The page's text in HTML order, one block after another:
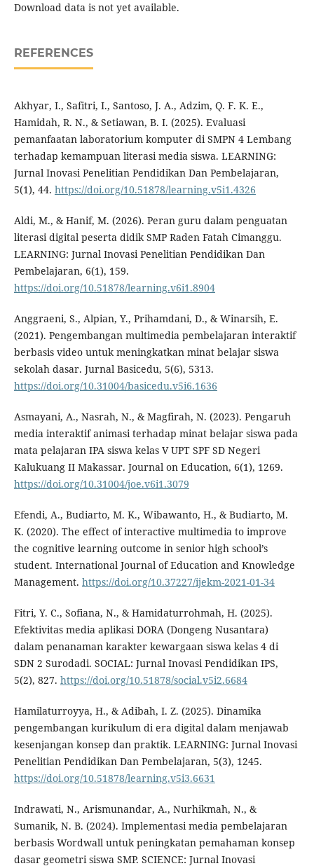
Download data is not yet available.
REFERENCES
Akhyar, I., Safitri, I., Santoso, J. A., Adzim, Q. F. K. E.,
Hamidah, R. N., & Setiawan, B. I. (2025). Evaluasi
pemanfaatan laboratorium komputer di SMPN 4 Lembang
terhadap kemampuan literasi media siswa. LEARNING:
Jurnal Inovasi Penelitian Pendidikan Dan Pembelajaran,
5(1), 44. https://doi.org/10.51878/learning.v5i1.4326
Aldi, M., & Hanif, M. (2026). Peran guru dalam penguatan
literasi digital peserta didik SMP Raden Fatah Cimanggu.
LEARNING: Jurnal Inovasi Penelitian Pendidikan Dan
Pembelajaran, 6(1), 159.
https://doi.org/10.51878/learning.v6i1.8904
Anggraeni, S., Alpian, Y., Prihamdani, D., & Winarsih, E.
(2021). Pengembangan multimedia pembelajaran interaktif
berbasis video untuk meningkatkan minat belajar siswa
sekolah dasar. Jurnal Basicedu, 5(6), 5313.
https://doi.org/10.31004/basicedu.v5i6.1636
Asmayani, A., Nasrah, N., & Magfirah, N. (2023). Pengaruh
media interaktif animasi terhadap minat belajar siswa pada
mata pelajaran IPA siswa kelas V UPT SPF SD Negeri
Kalukuang II Makassar. Journal on Education, 6(1), 1269.
https://doi.org/10.31004/joe.v6i1.3079
Efendi, A., Budiarto, M. K., Wibawanto, H., & Budiarto, M.
K. (2020). The effect of interactive multimedia to improve
the cognitive learning outcome in senior high school’s
student. International Journal of Education and Knowledge
Management. https://doi.org/10.37227/ijekm-2021-01-34
Fitri, Y. C., Sofiana, N., & Hamidaturrohmah, H. (2025).
Efektivitas media aplikasi DORA (Dongeng Nusantara)
dalam penanaman karakter kewargaan siswa kelas 4 di
SDN 2 Surodadi. SOCIAL: Jurnal Inovasi Pendidikan IPS,
5(2), 827. https://doi.org/10.51878/social.v5i2.6684
Hamilaturroyya, H., & Adibah, I. Z. (2025). Dinamika
pengembangan kurikulum di era digital dalam menjawab
kesenjangan konsep dan praktik. LEARNING: Jurnal Inovasi
Penelitian Pendidikan Dan Pembelajaran, 5(3), 1245.
https://doi.org/10.51878/learning.v5i3.6631
Indrawati, N., Arismunandar, A., Nurhikmah, N., &
Sumanik, N. B. (2024). Implementasi media pembelajaran
berbasis Wordwall untuk peningkatan pemahaman konsep
dasar geometri siswa SMP. SCIENCE: Jurnal Inovasi